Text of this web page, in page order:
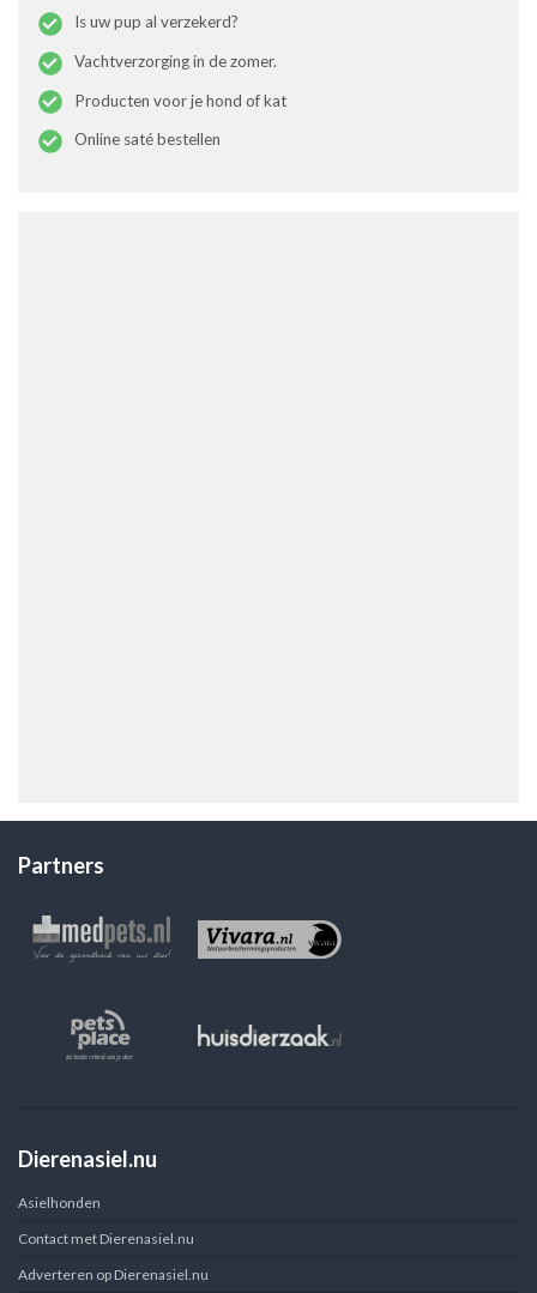
Is uw pup al verzekerd?
Vachtverzorging in de zomer.
Producten voor je hond of kat
Online saté bestellen
Partners
Dierenasiel.nu
Asielhonden
Contact met Dierenasiel.nu
Adverteren op Dierenasiel.nu